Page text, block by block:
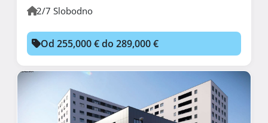
2/7 Slobodno
Od 255,000 € do 289,000 €